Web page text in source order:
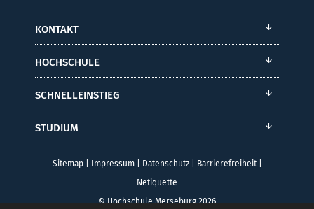
KONTAKT
HOCHSCHULE
SCHNELLEINSTIEG
STUDIUM
Sitemap| Impressum| Datenschutz| Barrierefreiheit|
Netiquette
© Hochschule Merseburg 2026